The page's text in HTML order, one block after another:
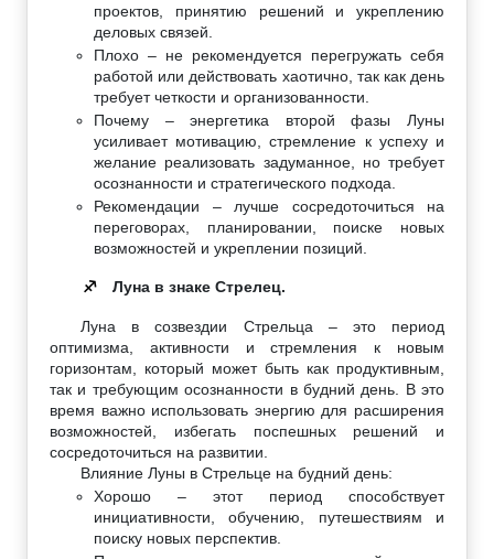
проектов, принятию решений и укреплению
деловых связей.
Плохо – не рекомендуется перегружать себя
работой или действовать хаотично, так как день
требует четкости и организованности.
Почему – энергетика второй фазы Луны
усиливает мотивацию, стремление к успеху и
желание реализовать задуманное, но требует
осознанности и стратегического подхода.
Рекомендации – лучше сосредоточиться на
переговорах, планировании, поиске новых
возможностей и укреплении позиций.
♐ Луна в знаке Стрелец.
Луна в созвездии Стрельца – это период
оптимизма, активности и стремления к новым
горизонтам, который может быть как продуктивным,
так и требующим осознанности в будний день. В это
время важно использовать энергию для расширения
возможностей, избегать поспешных решений и
сосредоточиться на развитии.
Влияние Луны в Стрельце на будний день:
Хорошо – этот период способствует
инициативности, обучению, путешествиям и
поиску новых перспектив.